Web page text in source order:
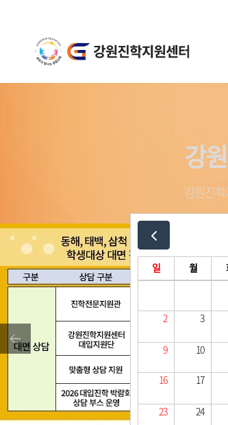
강
강원진
강
강원진
강
강원진
강
강원진
일 월
2 3
9 10
16 17
23 24